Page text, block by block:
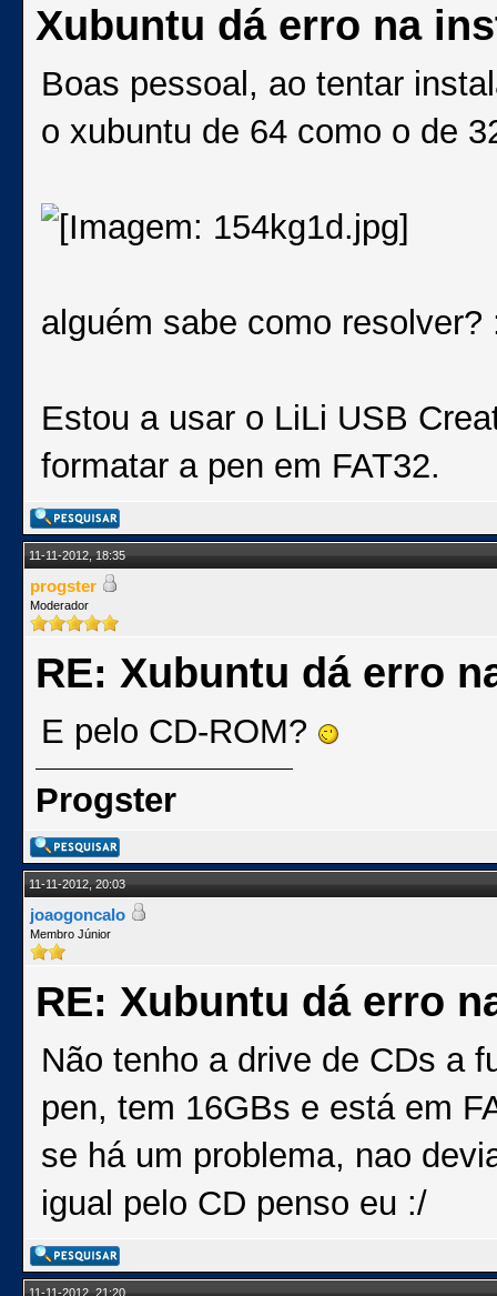
Xubuntu dá erro na
Boas pessoal, ao tentar
o xubuntu de 64 como o de
alguém sabe como resolver?
Estou a usar o LiLi USB
formatar a pen em FAT32.
11-11-2012, 18:35
progster
Moderador
RE: Xubuntu dá erro
E pelo CD-ROM?
Progster
11-11-2012, 20:03
joaogoncalo
Membro Júnior
RE: Xubuntu dá erro
Não tenho a drive de CDs a
pen, tem 16GBs e está em
se há um problema, nao
igual pelo CD penso eu :/
11-11-2012, 21:20